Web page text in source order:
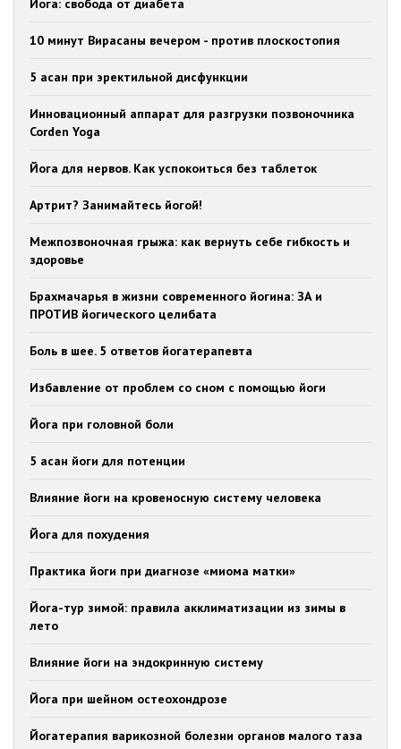
Йога: свобода от диабета
10 минут Вирасаны вечером - против плоскостопия
5 асан при эректильной дисфункции
Инновационный аппарат для разгрузки позвоночника
Corden Yoga
Йога для нервов. Как успокоиться без таблеток
Артрит? Занимайтесь йогой!
Межпозвоночная грыжа: как вернуть себе гибкость и
здоровье
Брахмачарья в жизни современного йогина: ЗА и
ПРОТИВ йогического целибата
Боль в шее. 5 ответов йогатерапевта
Избавление от проблем со сном с помощью йоги
Йога при головной боли
5 асан йоги для потенции
Влияние йоги на кровеносную систему человека
Йога для похудения
Практика йоги при диагнозе «миома матки»
Йога-тур зимой: правила акклиматизации из зимы в
лето
Влияние йоги на эндокринную систему
Йога при шейном остеохондрозе
Йогатерапия варикозной болезни органов малого таза